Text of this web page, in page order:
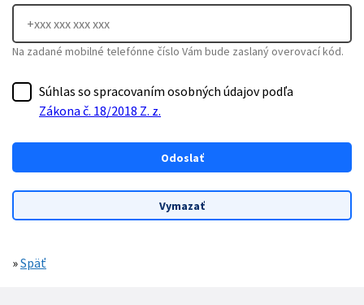
Na zadané mobilné telefónne číslo Vám bude zaslaný overovací kód.
Súhlas so spracovaním osobných údajov podľa
Zákona č. 18/2018 Z. z.
»Späť